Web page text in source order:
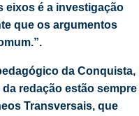
eixos é a investigação
que os argumentos
da Conquista,
redação estão sempre
Transversais, que